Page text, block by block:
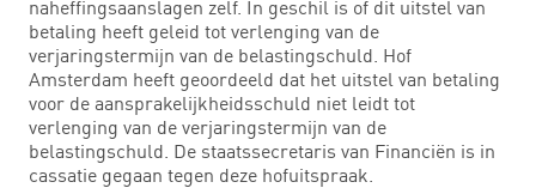
naheffingsaanslagen zelf. In geschil is of dit uitstel van
betaling heeft geleid tot verlenging van de
verjaringstermijn van de belastingschuld. Hof
Amsterdam heeft geoordeeld dat het uitstel van betaling
voor de aansprakelijkheidsschuld niet leidt tot
verlenging van de verjaringstermijn van de
belastingschuld. De staatssecretaris van Financiën is in
cassatie gegaan tegen deze hofuitspraak.